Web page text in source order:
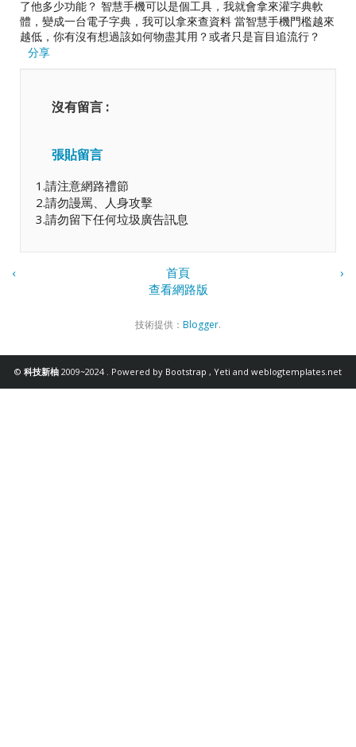
了他多少功能？ 智慧手機可以是個工具，我就會拿來灌字典軟
體，變成一台電子字典，我可以拿來查資料 當智慧手機門檻越來
越低，你有沒有想過該如何物盡其用？或者只是盲目追流行？
分享
沒有留言 :
張貼留言
1.請注意網路禮節
2.請勿謾罵、人身攻擊
3.請勿留下任何垃圾廣告訊息
‹ ›
首頁
查看網路版
技術提供： Blogger.
© 科技新柚 2009~2024 . Powered by Bootstrap , Yeti and weblogtemplates.net